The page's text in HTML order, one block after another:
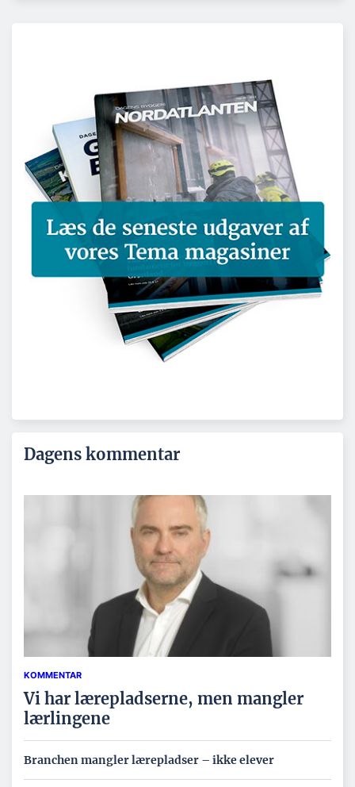
Dagens kommentar
KOMMENTAR
Vi har lærepladserne, men mangler
lærlingene
Branchen mangler lærepladser – ikke elever